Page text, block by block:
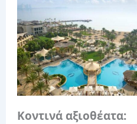
Κοντινά αξιοθέατα: